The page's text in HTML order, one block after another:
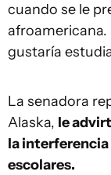
cuando se le
afroamericana.
gustaría
La senadora
Alaska, le
la interferencia
escolares.